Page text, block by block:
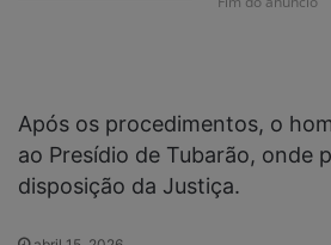
Após os procedimentos, o
ao Presídio de Tubarão, onde
disposição da Justiça.